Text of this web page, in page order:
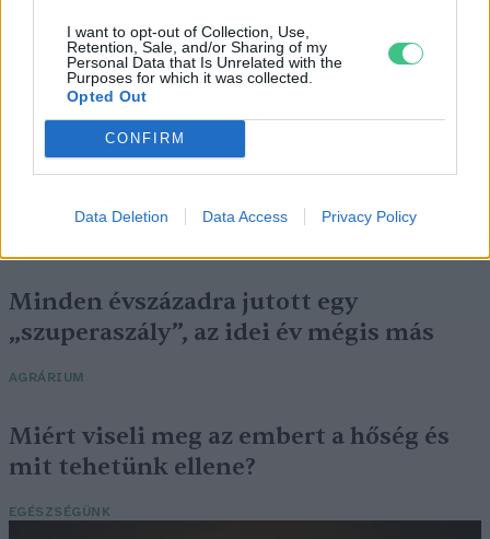
I want to opt-out of Collection, Use,
Retention, Sale, and/or Sharing of my
Personal Data that Is Unrelated with the
Purposes for which it was collected.
Opted Out
CONFIRM
Data Deletion Data Access Privacy Policy
Még Paks kiesését is áthidalhatná a
Minden évszázadra jutott egy
„szuperaszály”, az idei év mégis más
AGRÁRIUM
Miért viseli meg az embert a hőség és
mit tehetünk ellene?
EGÉSZSÉGÜNK